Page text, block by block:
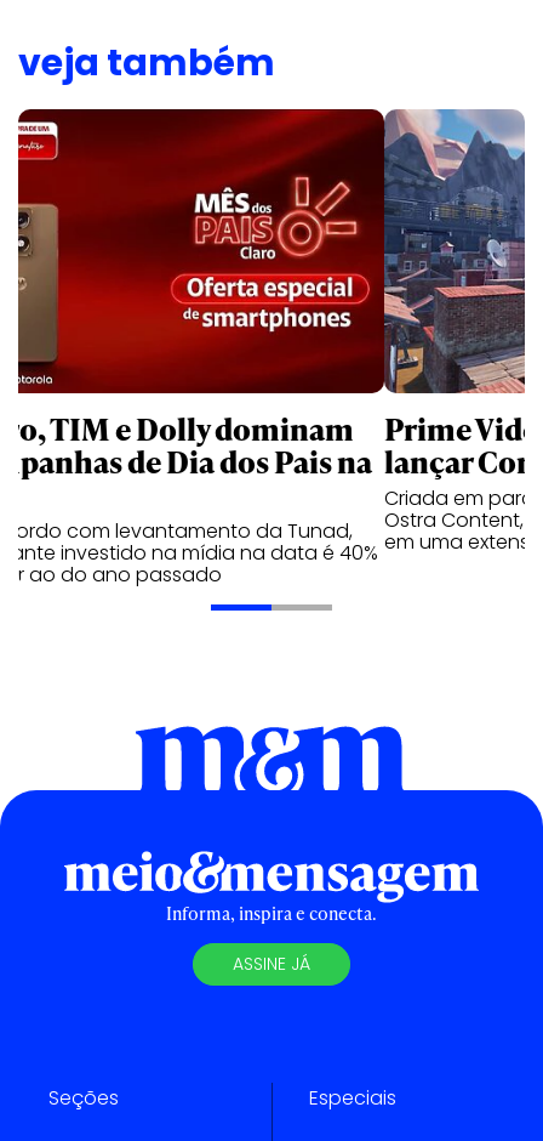
veja também
TIM e Dolly dominam
de Dia dos Pais na
com levantamento da Tunad,
investido na mídia na data é 40%
ao do ano passado
Prime
lançar
Criada em
Ostra Content,
em uma
Informa, inspira e conecta.
ASSINE JÁ
Seções Especiais